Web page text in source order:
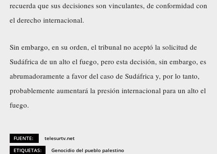
recuerda que sus decisiones son vinculantes, de conformidad con
el derecho internacional.
Sin embargo, en su orden, el tribunal no aceptó la solicitud de
Sudáfrica de un alto el fuego, pero esta decisión, sin embargo, es
abrumadoramente a favor del caso de Sudáfrica y, por lo tanto,
probablemente aumentará la presión internacional para un alto el
fuego.
FUENTE:
telesurtv.net
ETIQUETAS:
Genocidio del pueblo palestino